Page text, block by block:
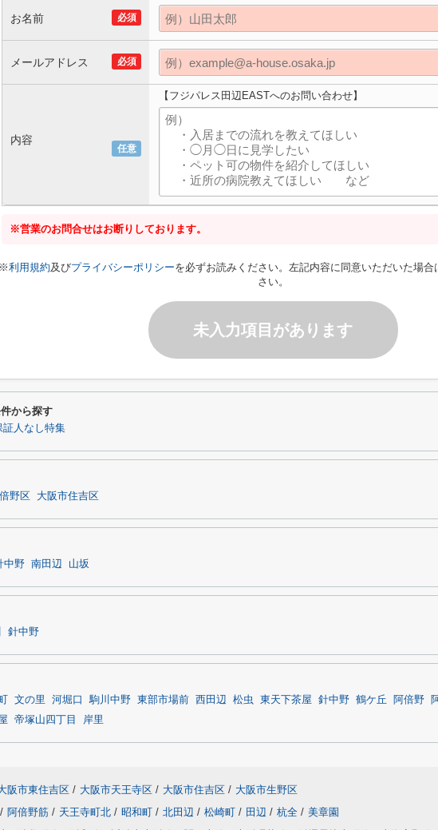
必須
お名前
必須
メールアドレス
任意
内容
【フジパレス田辺EASTへのお問い合わせ】
※営業のお問合せはお断りしております。
※利用規約及びプライバシーポリシーを必ずお読みください。左記内容に同意いただいた場
さい。
未入力項目があります
から探す
証人なし特集
野区 大阪市住吉区
中野 南田辺 山坂
針中野
文の里 河堀口 駒川中野 東部市場前 西田辺 松虫 東天下茶屋 針中野 鶴ケ丘 阿倍野
帝塚山四丁目 岸里
阪市東住吉区 / 大阪市天王寺区 / 大阪市住吉区 / 大阪市生野区
/ 阿倍野筋 / 天王寺町北 / 昭和町 / 北田辺 / 松崎町 / 田辺 / 杭全 / 美章園